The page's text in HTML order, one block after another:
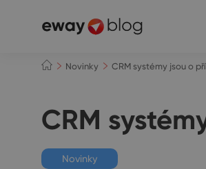
Novinky CRM systémy jsou o
CRM
Novinky